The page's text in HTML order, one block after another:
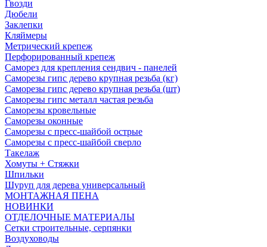
Гвозди
Дюбели
Заклепки
Кляймеры
Метрический крепеж
Перфорированный крепеж
Саморез для крепления сендвич - панелей
Саморезы гипс дерево крупная резьба (кг)
Саморезы гипс дерево крупная резьба (шт)
Саморезы гипс металл частая резьба
Саморезы кровельные
Саморезы оконные
Саморезы с пресс-шайбой острые
Саморезы с пресс-шайбой сверло
Такелаж
Хомуты + Стяжки
Шпильки
Шуруп для дерева универсальный
МОНТАЖНАЯ ПЕНА
НОВИНКИ
ОТДЕЛОЧНЫЕ МАТЕРИАЛЫ
Сетки строительные, серпянки
Воздуховоды